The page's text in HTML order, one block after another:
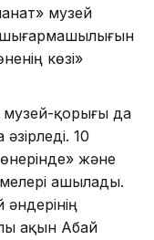
музей
шығармашылығын
көзі»
музей-қорығы да
10
және
ашылады.
ақын Абай